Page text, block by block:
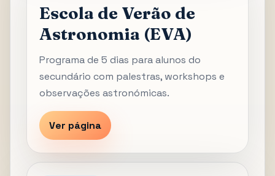
Escola de Verão de
Astronomia (EVA)
Programa de 5 dias para alunos do
secundário com palestras, workshops e
observações astronómicas.
Ver página